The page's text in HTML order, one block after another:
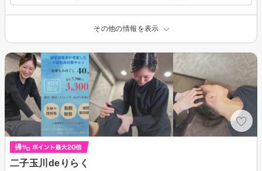
その他の情報を表示
二子玉川deりらく